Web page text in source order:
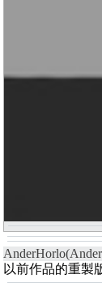
以前作品的重製